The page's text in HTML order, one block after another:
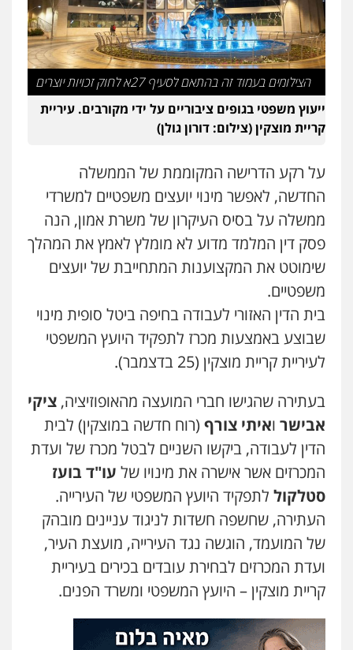
הצילומים בעמוד זה בהתאם לסעיף 27א לחוק זכויות יוצרים
ייעוץ משפטי בגופים ציבוריים על ידי מקורבים. עיריית
קריית מוצקין (צילום: דורון גולן)
על רקע הדרישה המקוממת של הממשלה
החדשה, לאפשר מינוי יועצים משפטיים למשרדי
ממשלה על בסיס העיקרון של משרת אמון, הנה
פסק דין המלמד מדוע לא מומלץ לאמץ את המהלך
שימוטט את המקצוענות המתחייבת של יועצים
משפטיים.
בית הדין האזורי לעבודה בחיפה ביטל סופית מינוי
שבוצע באמצעות מכרז לתפקיד היועץ המשפטי
לעיריית קריית מוצקין (25 בדצמבר).
בעתירה שהגישו חברי המועצה מהאופוזיציה, ציקי
אבישר ואיתי צורף (רוח חדשה במוצקין) לבית
הדין לעבודה, ביקשו השניים לבטל מכרז של ועדת
המכרזים אשר אישרה את מינויו של עו"ד בועז
סטלקול לתפקיד היועץ המשפטי של העירייה.
העתירה, שחשפה חשדות לניגוד עניינים מובהק
של המועמד, הוגשה נגד העירייה, מועצת העיר,
ועדת המכרזים לבחירת עובדים בכירים בעיריית
קריית מוצקין – היועץ המשפטי ומשרד הפנים.